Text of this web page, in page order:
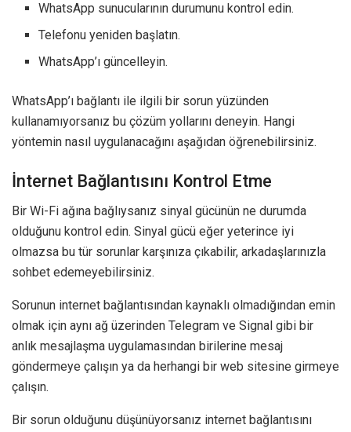
WhatsApp sunucularının durumunu kontrol edin.
Telefonu yeniden başlatın.
WhatsApp’ı güncelleyin.
WhatsApp’ı bağlantı ile ilgili bir sorun yüzünden
kullanamıyorsanız bu çözüm yollarını deneyin. Hangi
yöntemin nasıl uygulanacağını aşağıdan öğrenebilirsiniz.
İnternet Bağlantısını Kontrol Etme
Bir Wi-Fi ağına bağlıysanız sinyal gücünün ne durumda
olduğunu kontrol edin. Sinyal gücü eğer yeterince iyi
olmazsa bu tür sorunlar karşınıza çıkabilir, arkadaşlarınızla
sohbet edemeyebilirsiniz.
Sorunun internet bağlantısından kaynaklı olmadığından emin
olmak için aynı ağ üzerinden Telegram ve Signal gibi bir
anlık mesajlaşma uygulamasından birilerine mesaj
göndermeye çalışın ya da herhangi bir web sitesine girmeye
çalışın.
Bir sorun olduğunu düşünüyorsanız internet bağlantısını